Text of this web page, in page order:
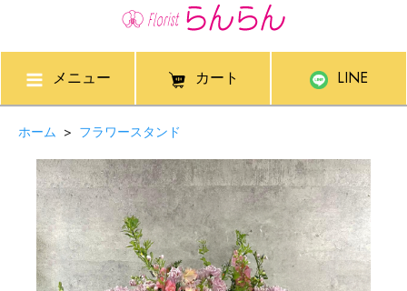
メニュー カート LINE
ホーム > フラワースタンド